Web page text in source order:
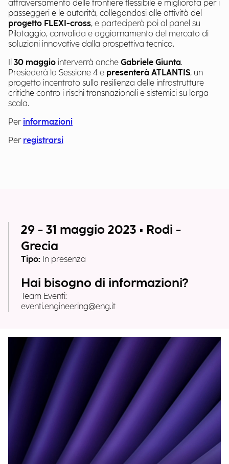
attraversamento delle frontiere flessibile e migliorata per i
passeggeri e le autorità, collegandosi alle attività del
progetto FLEXI-cross, e parteciperà poi al panel su
Pilotaggio, convalida e aggiornamento del mercato di
soluzioni innovative dalla prospettiva tecnica.
Il 30 maggio interverrà anche Gabriele Giunta.
Presiederà la Sessione 4 e presenterà ATLANTIS, un
progetto incentrato sulla resilienza delle infrastrutture
critiche contro i rischi transnazionali e sistemici su larga
scala.
Per informazioni
Per registrarsi
29 - 31 maggio 2023 • Rodi -
Grecia
Tipo: In presenza
Hai bisogno di informazioni?
Team Eventi:
eventi.engineering@eng.it